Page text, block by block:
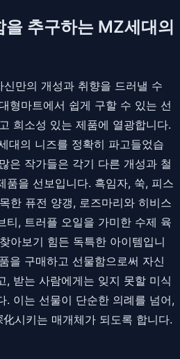
추구하는 MZ세대의
만의 개성과 취향을 드러낼 수
형마트에서 쉽게 구할 수 있는 선
희소성 있는 제품에 열광합니다.
대의 니즈를 정확히 파고들었습
은 작가들은 각기 다른 개성과 철
품을 선보입니다. 흑임자, 쑥, 피스
한 퓨전 양갱, 로즈마리와 히비스
티, 트러플 오일을 가미한 수제 육
아보기 힘든 독특한 아이템입니
을 구매하고 선물함으로써 자신
, 받는 사람에게는 잊지 못할 미식
. 이는 선물이 단순한 의례를 넘어,
시키는 매개체가 되도록 합니다.